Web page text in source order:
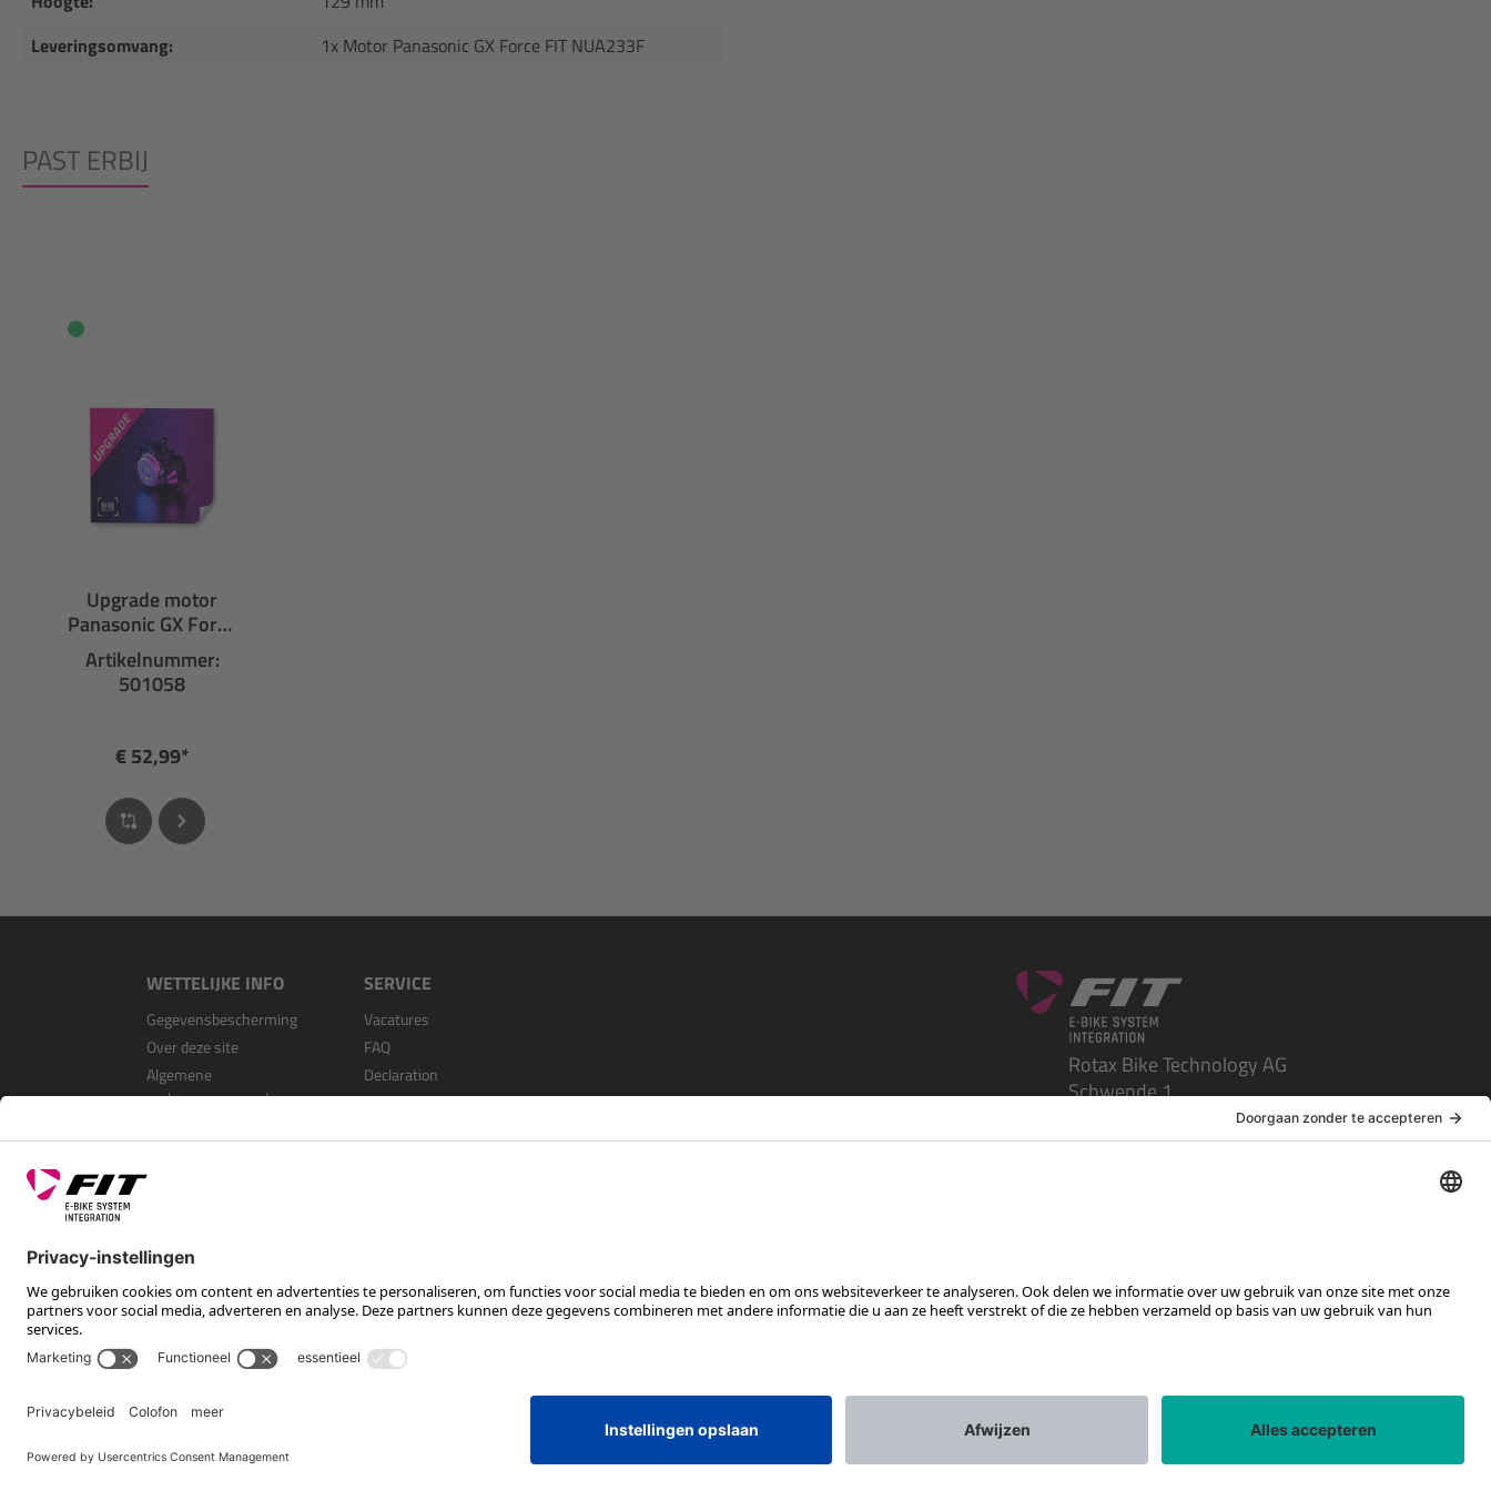
Leveringsomvang:
1x Motor Panasonic GX Force FIT NUA233F
PAST ERBIJ
Upgrade motor
Panasonic GX Force
FIT Pro
Artikelnummer:
501058
€ 52,99*
WETTELIJKE INFO
Gegevensbescherming
Over deze site
Algemene
verkoopvoorwaarden
SERVICE
Vacatures
FAQ
Declaration
Open Source Software
Rotax Bike Technology AG
Schwende 1
VOLG ONS OP
*Aanbevolen verkoopprijs incl. btw, excl. verzendkosten
Rotax Bike Technology AG © 2025